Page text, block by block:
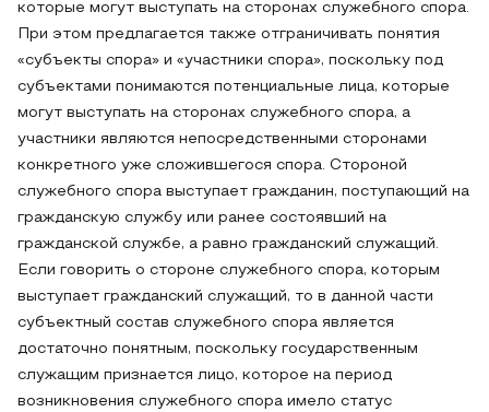
которые могут выступать на сторонах служебного спора.
При этом предлагается также отграничивать понятия
«субъекты спора» и «участники спора», поскольку под
субъектами понимаются потенциальные лица, которые
могут выступать на сторонах служебного спора, а
участники являются непосредственными сторонами
конкретного уже сложившегося спора. Стороной
служебного спора выступает гражданин, поступающий на
гражданскую службу или ранее состоявший на
гражданской службе, а равно гражданский служащий.
Если говорить о стороне служебного спора, которым
выступает гражданский служащий, то в данной части
субъектный состав служебного спора является
достаточно понятным, поскольку государственным
служащим признается лицо, которое на период
возникновения служебного спора имело статус